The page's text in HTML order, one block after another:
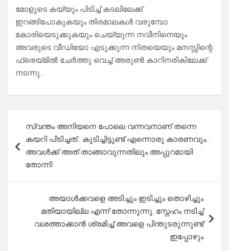
മോളുടെ കയ്യും പിടിച്ച് കടലിലേക്ക്
ഇറങ്ങിപോകുകയും തിരമാലകൾ വരുമ്പോ
കോരിയെടുക്കുകയും ചെയ്യുന്ന നവീനിനെയും
അവരുടെ വീഡിയോ എടുക്കുന്ന നിതയെയും മനസ്സിന്റെ
ഫ്രെയ്മിൽ ചേർത്തു വെച്ച് അരുൺ കാറിനരികിലേക്ക്
നടന്നു…
navigation
സ്വന്തം അനിയനെ പോലെ വന്നവനാണ് തന്നെ
കയറി പിടിച്ചത്.. കുടിച്ചിട്ടുണ്ട് എന്നൊരു കാരണവും..
അവൾക്ക് അത് താങ്ങാവുന്നതിലും അപ്പുറമായി
തോന്നി
അയാൾക്കവളെ അടിച്ചും ഇടിച്ചും തൊഴിച്ചും
മതിയായില്ല എന്ന് തോന്നുന്നു. സ്നേഹം നടിച്ച്
വശത്താക്കാൻ ശ്രമിച്ച് അവളെ പിന്തുടരുന്നുണ്ട്
ഇപ്പോഴും